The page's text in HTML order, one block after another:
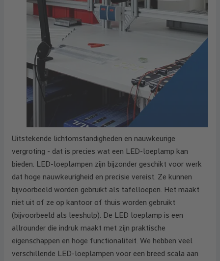
Uitstekende lichtomstandigheden en nauwkeurige
vergroting - dat is precies wat een LED-loeplamp kan
bieden. LED-loeplampen zijn bijzonder geschikt voor werk
dat hoge nauwkeurigheid en precisie vereist. Ze kunnen
bijvoorbeeld worden gebruikt als tafelloepen. Het maakt
niet uit of ze op kantoor of thuis worden gebruikt
(bijvoorbeeld als leeshulp). De LED loeplamp is een
allrounder die indruk maakt met zijn praktische
eigenschappen en hoge functionaliteit. We hebben veel
verschillende LED-loeplampen voor een breed scala aan